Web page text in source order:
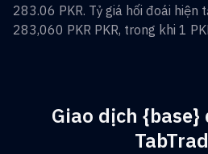
283.06 PKR. Tỷ giá hối đoái hiện
283,060 PKR PKR, trong khi 1
Giao dịch {base}